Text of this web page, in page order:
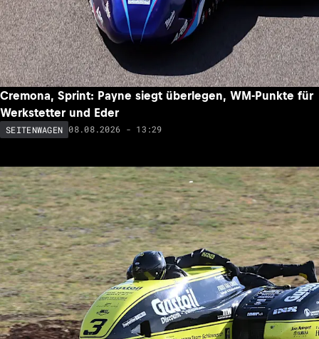
Cremona, Sprint: Payne siegt überlegen, WM-Punkte für
Werkstetter und Eder
SEITENWAGEN 08.08.2026 - 13:29